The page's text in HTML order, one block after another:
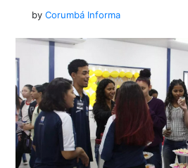
by Corumbá Informa